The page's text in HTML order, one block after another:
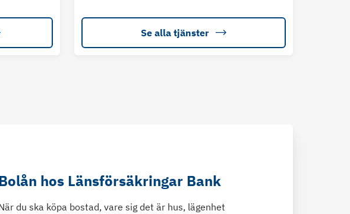
Se alla tjänster
hos Länsförsäkringar Bank
du ska köpa bostad, vare sig det är hus, lägenhet